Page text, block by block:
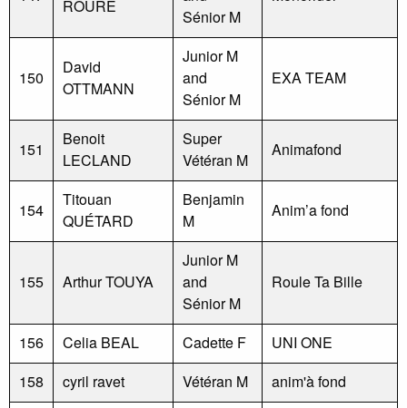
ROURE
Sénior M
150
David
OTTMANN
Junior M
and
Sénior M
EXA TEAM
151
Benoit
LECLAND
Super
Vétéran M
Animafond
154
Titouan
QUÉTARD
Benjamin
M
Anim’a fond
155 Arthur TOUYA
Junior M
and
Sénior M
Roule Ta Bille
156 Celia BEAL Cadette F
UNI ONE
158
cyril ravet Vétéran M
anim'à fond